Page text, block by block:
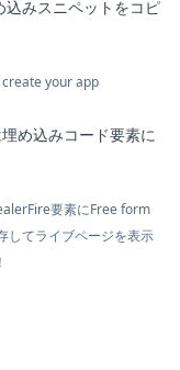
みスニペットをコピ
your app
め込みコード要素に
要素にFree form
してライブページを表示